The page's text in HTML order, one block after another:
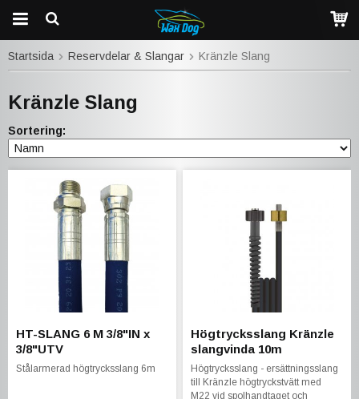
Startsida Reservdelar & Slangar Kränzle Slang
Kränzle Slang
Sortering:
HT-SLANG 6 M 3/8"IN x
3/8"UTV
Stålarmerad högtrycksslang 6m
Högtrycksslang Kränzle
slangvinda 10m
Högtrycksslang - ersättningsslang
till Kränzle högtryckstvätt med
M22 vid spolhandtaget och